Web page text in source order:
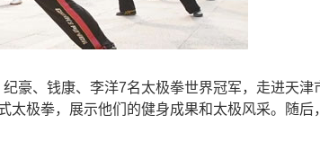
、钱康、李洋7名太极拳世界冠军，走进天津
极拳，展示他们的健身成果和太极风采。随